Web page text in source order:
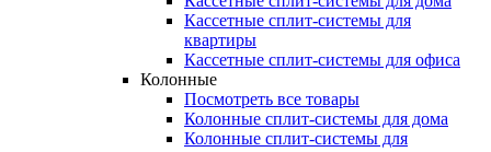
Кассетные сплит-системы для
квартиры
Кассетные сплит-системы для офиса
Колонные
Посмотреть все товары
Колонные сплит-системы для дома
Колонные сплит-системы для